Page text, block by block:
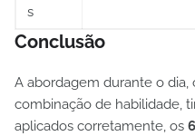
s
Conclusão
A abordagem durante o dia,
combinação de habilidade,
aplicados corretamente, os